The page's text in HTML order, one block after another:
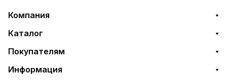
Компания
Каталог
Покупателям
Информация